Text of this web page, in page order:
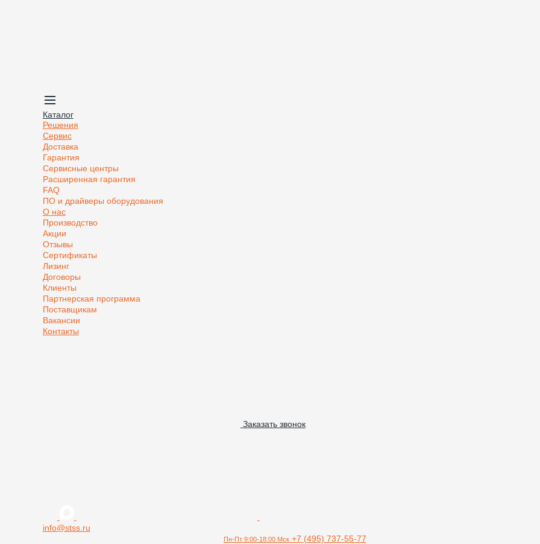
Каталог
Решения
Сервис
Доставка
Гарантия
Сервисные центры
Расширенная гарантия
FAQ
ПО и драйверы оборудования
О нас
Производство
Акции
Отзывы
Сертификаты
Лизинг
Договоры
Клиенты
Партнерская программа
Поставщикам
Вакансии
Контакты
Заказать звонок
info@stss.ru
Пн-Пт 9:00-18:00 Мск +7 (495) 737-55-77